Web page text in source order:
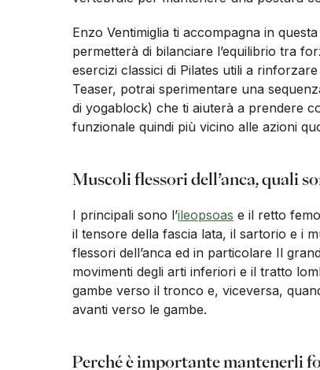
Enzo Ventimiglia ti accompagna in questa
permetterà di bilanciare l’equilibrio tra
esercizi classici di Pilates utili a
Teaser, potrai sperimentare una
di yogablock) che ti aiuterà a prendere
funzionale quindi più vicino alle azioni
Muscoli flessori dell’anca, quali
I principali sono l’ileopsoas e il retto
il tensore della fascia lata, il sartorio e i
flessori dell’anca ed in particolare Il
movimenti degli arti inferiori e il tratto
gambe verso il tronco e, viceversa,
avanti verso le gambe.
Perché è importante mantenerli